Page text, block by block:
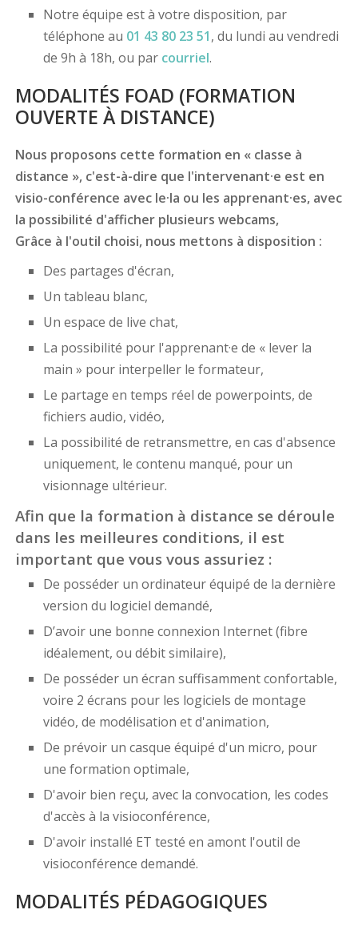
Notre équipe est à votre disposition, par
téléphone au 01 43 80 23 51, du lundi au vendredi
de 9h à 18h, ou par courriel.
MODALITÉS FOAD (FORMATION
OUVERTE À DISTANCE)
Nous proposons cette formation en « classe à
distance », c'est-à-dire que l'intervenant·e est en
visio-conférence avec le·la ou les apprenant·es, avec
la possibilité d'afficher plusieurs webcams,
Grâce à l'outil choisi, nous mettons à disposition :
Des partages d'écran,
Un tableau blanc,
Un espace de live chat,
La possibilité pour l'apprenant·e de « lever la
main » pour interpeller le formateur,
Le partage en temps réel de powerpoints, de
fichiers audio, vidéo,
La possibilité de retransmettre, en cas d'absence
uniquement, le contenu manqué, pour un
visionnage ultérieur.
Afin que la formation à distance se déroule
dans les meilleures conditions, il est
important que vous vous assuriez :
De posséder un ordinateur équipé de la dernière
version du logiciel demandé,
D’avoir une bonne connexion Internet (fibre
idéalement, ou débit similaire),
De posséder un écran suffisamment confortable,
voire 2 écrans pour les logiciels de montage
vidéo, de modélisation et d'animation,
De prévoir un casque équipé d'un micro, pour
une formation optimale,
D'avoir bien reçu, avec la convocation, les codes
d'accès à la visioconférence,
D'avoir installé ET testé en amont l'outil de
visioconférence demandé.
MODALITÉS PÉDAGOGIQUES